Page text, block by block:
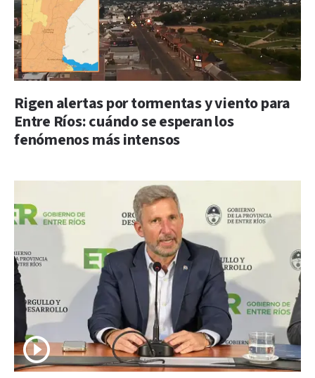
Rigen alertas por tormentas y viento para
Entre Ríos: cuándo se esperan los
fenómenos más intensos